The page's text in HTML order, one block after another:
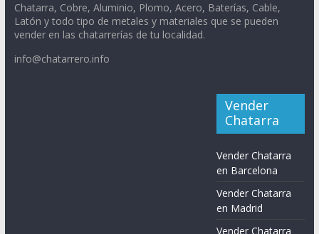
Chatarra, Cobre, Aluminio, Plomo, Acero, Baterías, Cable,
Latón y todo tipo de metales y materiales que se pueden
vender en las chatarrerías de tu localidad.
info@chatarrero.info
Vender
Chatarra
Vender Chatarra
en Barcelona
Vender Chatarra
en Madrid
Vender Chatarra